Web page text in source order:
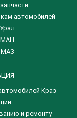
автомобилей
МАН
МАЗ
Краз
и ремонту